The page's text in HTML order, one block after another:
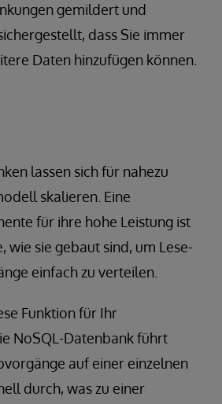
gemildert und
dass Sie immer
Daten hinzufügen können.
lassen sich für nahezu
skalieren. Eine
für ihre hohe Leistung ist
wie sie gebaut sind, um Lese-
einfach zu verteilen.
Funktion für Ihr
NoSQL-Datenbank führt
auf einer einzelnen
durch, was zu einer